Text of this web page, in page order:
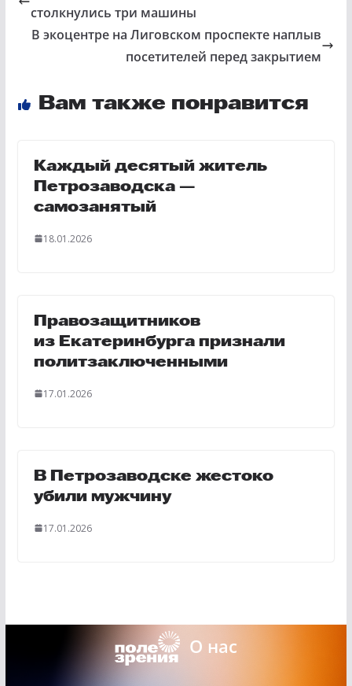
столкнулись три машины
В экоцентре на Лиговском проспекте наплыв
посетителей перед закрытием
Вам также понравится
Каждый десятый житель
Петрозаводска —
самозанятый
18.01.2026
Правозащитников
из Екатеринбурга признали
политзаключенными
17.01.2026
В Петрозаводске жестоко
убили мужчину
17.01.2026
О нас